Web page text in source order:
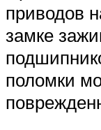
приводов
замке
поломки